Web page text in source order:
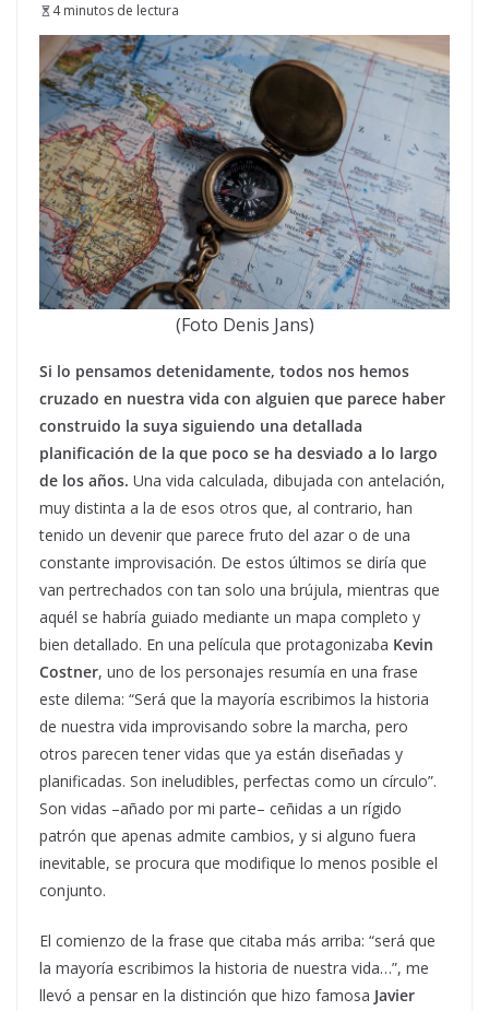
4 minutos de lectura
(Foto Denis Jans)
Si lo pensamos detenidamente, todos nos hemos
cruzado en nuestra vida con alguien que parece haber
construido la suya siguiendo una detallada
planificación de la que poco se ha desviado a lo largo
de los años. Una vida calculada, dibujada con antelación,
muy distinta a la de esos otros que, al contrario, han
tenido un devenir que parece fruto del azar o de una
constante improvisación. De estos últimos se diría que
van pertrechados con tan solo una brújula, mientras que
aquél se habría guiado mediante un mapa completo y
bien detallado. En una película que protagonizaba Kevin
Costner, uno de los personajes resumía en una frase
este dilema: “Será que la mayoría escribimos la historia
de nuestra vida improvisando sobre la marcha, pero
otros parecen tener vidas que ya están diseñadas y
planificadas. Son ineludibles, perfectas como un círculo”.
Son vidas –añado por mi parte– ceñidas a un rígido
patrón que apenas admite cambios, y si alguno fuera
inevitable, se procura que modifique lo menos posible el
conjunto.
El comienzo de la frase que citaba más arriba: “será que
la mayoría escribimos la historia de nuestra vida…”, me
llevó a pensar en la distinción que hizo famosa Javier